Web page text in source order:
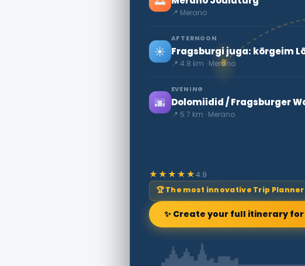
📍 Merano
☀️
AFTERNOON
Fragsburgi juga: kõrgeim
📍 4.8 km · Merano
🌆
EVENING
Dolomiidid / Fragsburger
📍 5.7 km · Merano
★★★★★4.9
🏆 The most innovative Trip Planner
✨ Create your full itinerary